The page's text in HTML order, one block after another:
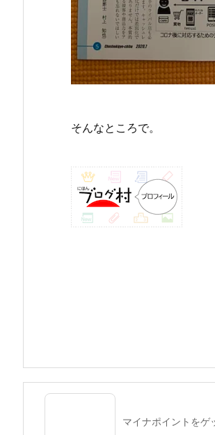
そんなところで。
マイナポイントをゲ